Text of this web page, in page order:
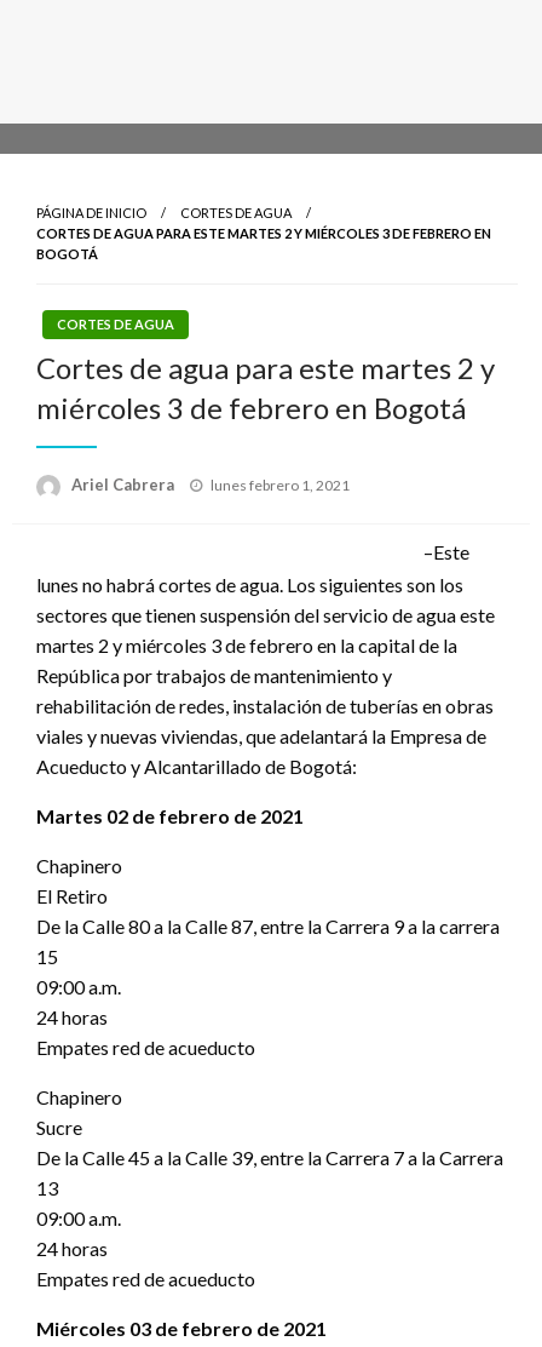
PÁGINA DE INICIO
CORTES DE AGUA
CORTES DE AGUA PARA ESTE MARTES 2 Y MIÉRCOLES 3 DE FEBRERO EN
BOGOTÁ
CORTES DE AGUA
Cortes de agua para este martes 2 y
miércoles 3 de febrero en Bogotá
Ariel Cabrera
Publicado
lunes febrero 1, 2021
–Este
lunes no habrá cortes de agua. Los siguientes son los
sectores que tienen suspensión del servicio de agua este
martes 2 y miércoles 3 de febrero en la capital de la
República por trabajos de mantenimiento y
rehabilitación de redes, instalación de tuberías en obras
viales y nuevas viviendas, que adelantará la Empresa de
Acueducto y Alcantarillado de Bogotá:
Martes 02 de febrero de 2021
Chapinero
El Retiro
De la Calle 80 a la Calle 87, entre la Carrera 9 a la carrera
15
09:00 a.m.
24 horas
Empates red de acueducto
Chapinero
Sucre
De la Calle 45 a la Calle 39, entre la Carrera 7 a la Carrera
13
09:00 a.m.
24 horas
Empates red de acueducto
Miércoles 03 de febrero de 2021